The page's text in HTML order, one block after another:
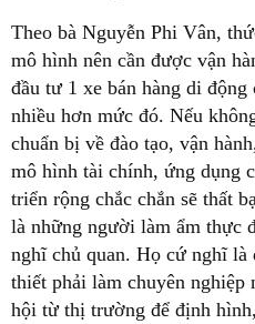
Theo bà Nguyễn Phi Vân,
mô hình nên cần được vận
đầu tư 1 xe bán hàng di
nhiều hơn mức đó. Nếu
chuẩn bị về đào tạo, vận
mô hình tài chính, ứng dụng
triển rộng chắc chắn sẽ thất
là những người làm ẩm thực
nghĩ chủ quan. Họ cứ nghĩ là
thiết phải làm chuyên nghiệp
hội từ thị trường để định